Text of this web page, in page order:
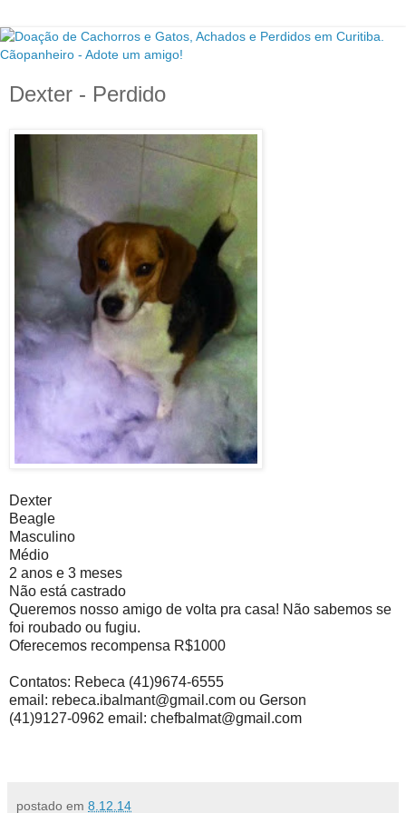
Dexter - Perdido
Dexter
Beagle
Masculino
Médio
2 anos e 3 meses
Não está castrado
Queremos nosso amigo de volta pra casa! Não sabemos se
foi roubado ou fugiu.
Oferecemos recompensa R$1000
Contatos: Rebeca (41)9674-6555
email: rebeca.ibalmant@gmail.com ou Gerson
(41)9127-0962 email: chefbalmat@gmail.com
postado em 8.12.14